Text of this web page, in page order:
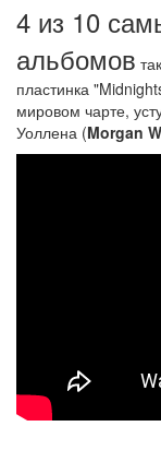
4 из 10
альбомов
пластинка
мировом чарте,
Уоллена (Morgan